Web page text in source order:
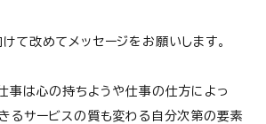
て改めてメッセージをお願いします。
事は心の持ちようや仕事の仕方によっ
るサービスの質も変わる自分次第の要素